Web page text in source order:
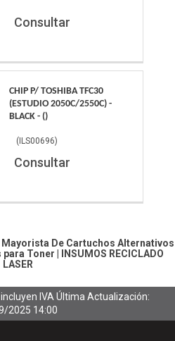
Consultar
CHIP P/ TOSHIBA TFC30
(ESTUDIO 2050C/2550C) -
BLACK - ()
(ILS00696)
Consultar
De Cartuchos Alternativos
para Toner
INSUMOS RECICLADO
LASER
IVA Última Actualización:
2025 14:00